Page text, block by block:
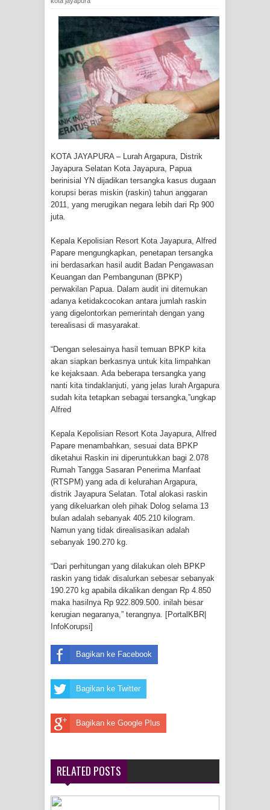
Tiga Personel Polresta Jayapura Kota
Jalani Sidang BP4R di Jayapura
Kapolresta Jayapura Kota
Mengapresiasi Antusiasme Warga
Saat Nonton Bareng Final Piala Dunia
2026 di Lapangan Karang PTC Entrop
Kebakaran Hanguskan Satu Rumah
di Kompleks Asrama Polisi Sorong
Profil Lengkap Papua Barat, Bumi
Profil Lengkap Provinsi Papua, Bumi
Cenderawasih di Ujung Timur
Indonesia
Istimewa di Ujung Sumatera
Lima Rumah Pribadi Terbakar Di
Gempa M3,3 Guncang Nabire, BMKG
Imbau Waspada Susulan
Mama-Mama Pasar Lama Sentani
Protes Tumpukan Sampah dengan
Menghambur ke Tengah Jalan
Polres Jayapura Terima Laporan
Hilangnya Agustina Ester Bonsapia
Marthen Medlama Sebut Pemprov
Mace
BRI Region 18 Jayapura Salurkan
Bantuan CSR untuk RS Bhayangkara
KOTA JAYAPURA – Lurah Argapura, Distrik
Jayapura Selatan Kota Jayapura, Papua
berinisial YN dijadikan tersangka kasus dugaan
korupsi beras miskin (raskin) tahun anggaran
2011, yang merugikan negara lebih dari Rp 900
juta.
Kepala Kepolisian Resort Kota Jayapura, Alfred
Papare mengungkapkan, penetapan tersangka
ini berdasarkan hasil audit Badan Pengawasan
Keuangan dan Pembangunan (BPKP)
perwakilan Papua. Dalam audit ini ditemukan
adanya ketidakcocokan antara jumlah raskin
yang digelontorkan pemerintah dengan yang
terealisasi di masyarakat.
“Dengan selesainya hasil temuan BPKP kita
akan siapkan berkasnya untuk kita limpahkan
ke kejaksaan. Ada beberapa tersangka yang
nanti kita tindaklanjuti, yang jelas lurah Argapura
sudah kita tetapkan sebagai tersangka,”ungkap
Alfred
Kepala Kepolisian Resort Kota Jayapura, Alfred
Papare menambahkan, sesuai data BPKP
diketahui Raskin ini diperuntukkan bagi 2.078
Rumah Tangga Sasaran Penerima Manfaat
(RTSPM) yang ada di kelurahan Argapura,
distrik Jayapura Selatan. Total alokasi raskin
yang dikeluarkan oleh pihak Dolog selama 13
bulan adalah sebanyak 405.210 kilogram.
Namun yang tidak direalisasikan adalah
sebanyak 190.270 kg.
“Dari perhitungan yang dilakukan oleh BPKP
raskin yang tidak disalurkan sebesar sebanyak
190.270 kg apabila dikalikan dengan Rp 4.850
maka hasilnya Rp 922.809.500. inilah besar
kerugian negaranya,” terangnya. [PortalKBR|
InfoKorupsi]
Bagikan ke Facebook
Bagikan ke Twitter
Bagikan ke Google Plus
RELATED POSTS